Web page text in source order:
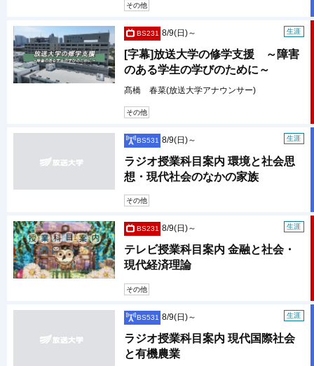
その他
BS231 生涯
8/9(日)～
[字幕]放送大学の修学支援 ～障害
のある学生の学びのために～
髙橋 春菜(放送大学アナウンサー)
その他
BS531 生涯
8/9(日)～
ラジオ授業科目案内 環境と社会思
想・現代社会のなかの家族
その他
BS231 生涯
8/9(日)～
テレビ授業科目案内 金融と社会・
現代経済理論
その他
BS531 生涯
8/9(日)～
ラジオ授業科目案内 現代国際社会
と有機農業